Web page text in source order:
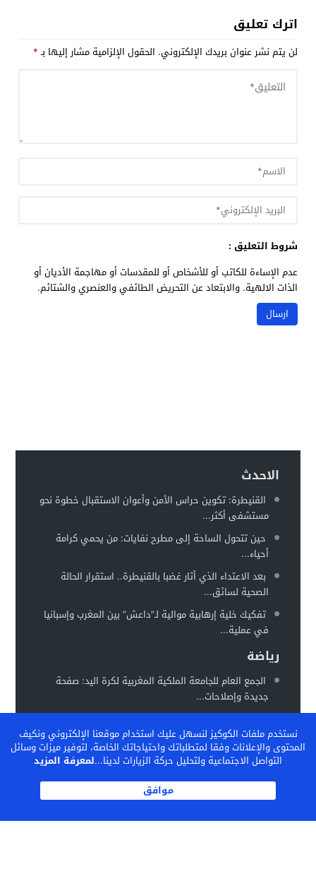
اترك تعليق
لن يتم نشر عنوان بريدك الإلكتروني. الحقول الإلزامية مشار إليها بـ*
شروط التعليق :
عدم الإساءة للكاتب أو للأشخاص أو للمقدسات أو مهاجمة الأديان أو
الذات الالهية. والابتعاد عن التحريض الطائفي والعنصري والشتائم.
الاحدث
القنيطرة: تكوين حراس الأمن وأعوان الاستقبال خطوة نحو
مستشفى أكثر...
حين تتحول الساحة إلى مطرح نفايات: من يحمي كرامة
أحياء...
بعد الاعتداء الذي أثار غضبا بالقنيطرة.. استقرار الحالة
الصحية لسائق...
تفكيك خلية إرهابية موالية لـ”داعش” بين المغرب وإسبانيا
في عملية...
رياضة
الجمع العام للجامعة الملكية المغربية لكرة اليد: صفحة
جديدة وإصلاحات...
جديد خلال...
الفيفا تشيد بالنموذج المغربي لتكوين المواهب… والمغرب
الكاف بين تثبيت المكاسب وإعادة رسم خريطة الكرة
نستخدم ملفات الكوكيز لنسهل عليك استخدام موقعنا الإلكتروني ونكيف
المحتوى والإعلانات وفقا لمتطلباتك واحتياجاتك الخاصة، لتوفير ميزات وسائل
التواصل الاجتماعية ولتحليل حركة الزيارات لدينا...لمعرفة المزيد
موافق